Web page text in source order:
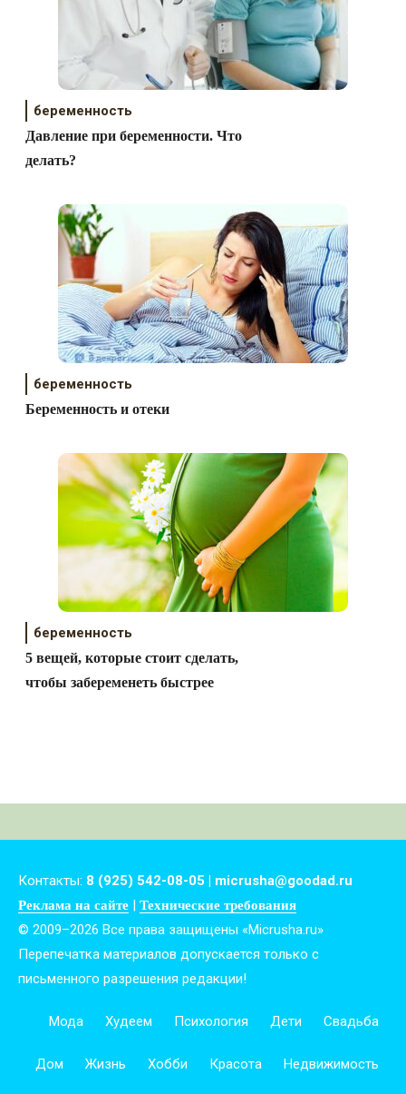
беременность
Давление при беременности. Что
делать?
беременность
Беременность и отеки
беременность
5 вещей, которые стоит сделать,
чтобы забеременеть быстрее
Контакты: 8 (925) 542-08-05 | micrusha@goodad.ru
Реклама на сайте | Технические требования
© 2009–2026 Все права защищены «Micrusha.ru»
Перепечатка материалов допускается только с
письменного разрешения редакции!
Мода Худеем Психология Дети Свадьба
Дом Жизнь Хобби Красота Недвижимость